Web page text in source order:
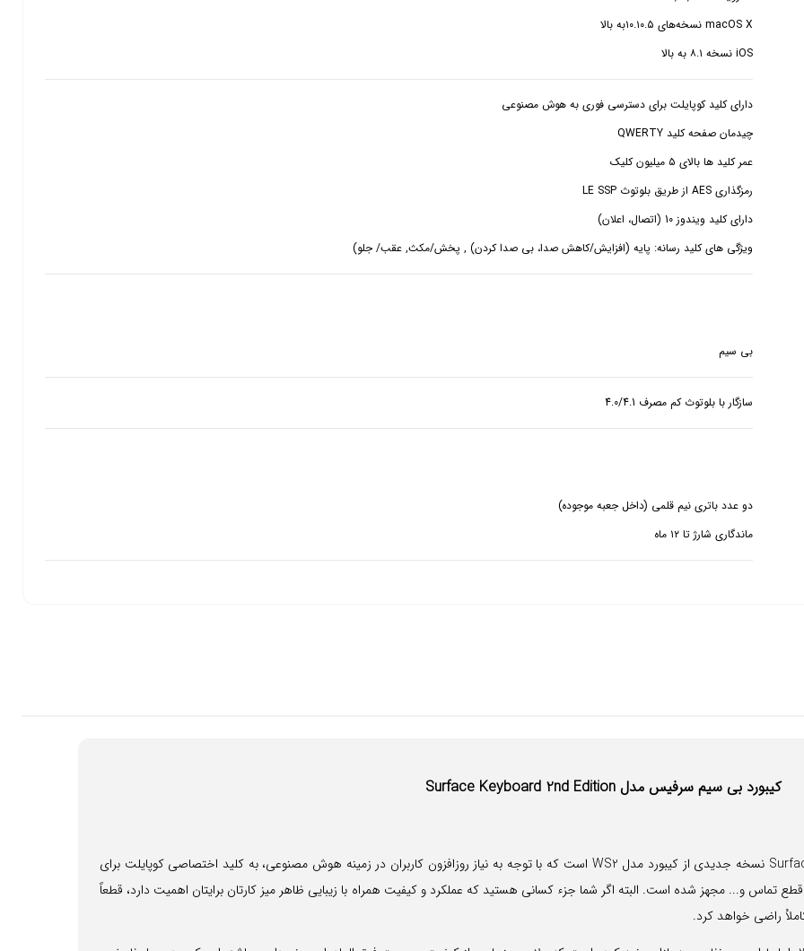
iOS نسخه ۸.۱ به بالا
ویژگی های کلید رسانه: پایه (افزایش/کاهش صدا، بی صدا کردن) , پخش/مکث, عقب/ جلو)
بی سیم
سازگار با بلوتوث کم مصرف 4.0/4.1
ماندگاری شارژ تا ۱۲ ماه
کیبورد بی سیم سرفیس مدل Surface Keyboard 2nd Edition
کیبورد بی سیم مایکروسافت مدل Surface Keyboard 2nd Edition نسخه جدیدی از کیبورد مدل WS2 است که با توجه به نیاز روزافزون کاربران در زمینه هوش مصنوعی، به کلید اختصاصی کوپایلت برای
تماس و... مجهز شده است. البته اگر شما جزء کسانی هستید که عملکرد و کیفیت همراه با زیبایی ظاهر میز کارتان برایتان اهمیت دارد، قطعاً